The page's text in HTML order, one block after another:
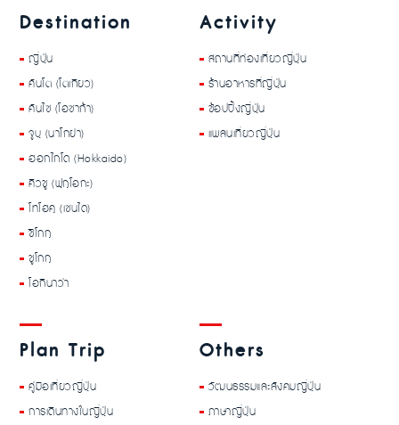
Destination
ญี่ปุ่น
คันโต (โตเกียว)
คันไซ (โอซาก้า)
จูบุ (นาโกย่า)
ฮอกไกโด (Hokkaido)
คิวชู (ฟุกุโอกะ)
โทโฮคุ (เซนได)
ชิโกกุ
ชูโกกุ
โอกินาว่า
Activity
สถานที่ท่องเที่ยวญี่ปุ่น
ร้านอาหารที่ญี่ปุ่น
ช้อปปิ้งญี่ปุ่น
แพลนเที่ยวญี่ปุ่น
Plan Trip
คู่มือเที่ยวญี่ปุ่น
การเดินทางในญี่ปุ่น
Others
วัฒนธรรมและสังคมญี่ปุ่น
ภาษาญี่ปุ่น